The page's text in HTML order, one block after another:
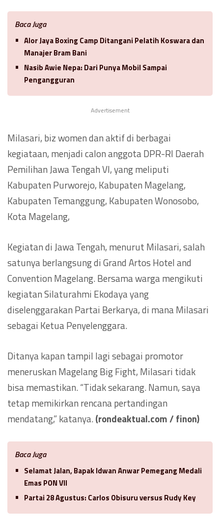
Baca Juga
Alor Jaya Boxing Camp Ditangani Pelatih Koswara dan
Manajer Bram Bani
Nasib Awie Nepa: Dari Punya Mobil Sampai
Pengangguran
Advertisement
Milasari, biz women dan aktif di berbagai
kegiataan, menjadi calon anggota DPR-RI Daerah
Pemilihan Jawa Tengah VI, yang meliputi
Kabupaten Purworejo, Kabupaten Magelang,
Kabupaten Temanggung, Kabupaten Wonosobo,
Kota Magelang,
Kegiatan di Jawa Tengah, menurut Milasari, salah
satunya berlangsung di Grand Artos Hotel and
Convention Magelang. Bersama warga mengikuti
kegiatan Silaturahmi Ekodaya yang
diselenggarakan Partai Berkarya, di mana Milasari
sebagai Ketua Penyelenggara.
Ditanya kapan tampil lagi sebagai promotor
meneruskan Magelang Big Fight, Milasari tidak
bisa memastikan. “Tidak sekarang. Namun, saya
tetap memikirkan rencana pertandingan
mendatang,” katanya.(rondeaktual.com / finon)
Baca Juga
Selamat Jalan, Bapak Idwan Anwar Pemegang Medali
Emas PON VII
Partai 28 Agustus: Carlos Obisuru versus Rudy Key